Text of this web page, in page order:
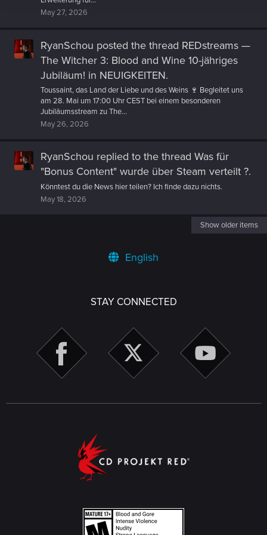
May 27, 2026
RyanSchou posted the thread REDstreams —
The Witcher 3: Blood and Wine 10-jähriges
Jubiläum! in NEUIGKEITEN.
Toussaint, das Land der Liebe und des Weins 🍷 Begleitet uns
am 28. Mai um 17:00 Uhr CEST bei einem besonderen
Jubiläumsstream zu The...
May 26, 2026
RyanSchou replied to the thread Was für
"Bonus Content" wurde über Steam verteilt ?.
Könntest du die News hier teilen? Ich finde dazu nichts.
May 18, 2026
Show older items
English
STAY CONNECTED